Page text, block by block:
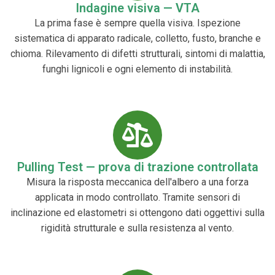
Indagine visiva — VTA
La prima fase è sempre quella visiva. Ispezione
sistematica di apparato radicale, colletto, fusto, branche e
chioma. Rilevamento di difetti strutturali, sintomi di malattia,
funghi lignicoli e ogni elemento di instabilità.
Pulling Test — prova di trazione controllata
Misura la risposta meccanica dell'albero a una forza
applicata in modo controllato. Tramite sensori di
inclinazione ed elastometri si ottengono dati oggettivi sulla
rigidità strutturale e sulla resistenza al vento.